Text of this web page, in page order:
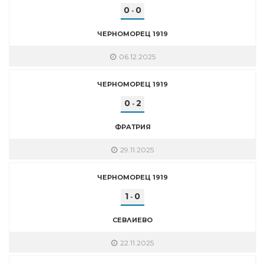
0 - 0
ЧЕРНОМОРЕЦ 1919
06.12.2025
ЧЕРНОМОРЕЦ 1919
0- 2
ФРАТРИЯ
29.11.2025
ЧЕРНОМОРЕЦ 1919
1 - 0
СЕВЛИЕВО
22.11.2025